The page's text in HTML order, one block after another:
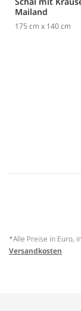
Mailand
175 cm x 140 cm
*Alle Preise in Euro,
Versandkosten